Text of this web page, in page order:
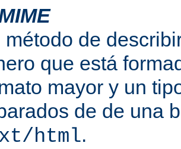
método de
que está
mayor y un
de de una
html.